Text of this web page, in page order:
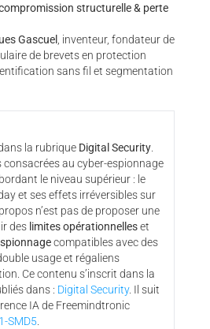
structurelle & perte
Gascuel , inventeur, fondateur de
de brevets en protection
sans fil et segmentation
la rubrique Digital Security.
consacrées au cyber-espionnage
le niveau supérieur : le
et ses effets irréversibles sur
n’est pas de proposer une
des limites opérationnelleset
compatibles avec des
usage et régaliens
Ce contenu s’inscrit dans la
dans : Digital Security. Il suit
IA de Freemindtronic
SMD5.